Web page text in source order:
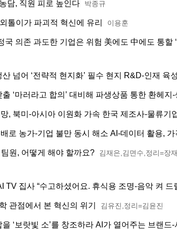
담, 직원 피로 높인다 박종규
톨이가 파괴적 혁신에 유리 이용훈
국 의존 과도한 기업은 위험 美에도 中에도 통할
산 넘어 ‘전략적 현지화’ 필수 현지 R&D-인재 육
‘마러라고 합의’ 대비해 파생상품 통한 환헤지
, 북미-아시아 이원화 가속 한국 제조사-물류기
로 농가-기업 불만 동시 해소 AI-데이터 활용,
원, 어떻게 해야 할까요? 김재은,김면수,정리=장
TV 집사 “수고하셨어요. 휴식용 조명-음악 켜 드
관점에서 본 혁신의 위기 김유진,정리=김윤진
을 ‘보랏빛 소’를 창조하라 AI가 열어주는 브랜드